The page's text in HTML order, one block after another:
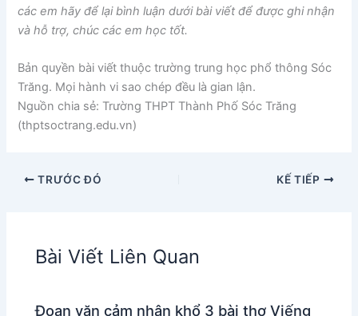
các em hãy để lại bình luận dưới bài viết để được ghi nhận
và hỗ trợ, chúc các em học tốt.
Bản quyền bài viết thuộc trường trung học phổ thông Sóc
Trăng. Mọi hành vi sao chép đều là gian lận.
Nguồn chia sẻ: Trường THPT Thành Phố Sóc Trăng
(thptsoctrang.edu.vn)
TRƯỚC ĐÓ KẾ TIẾP
Bài Viết Liên Quan
Đoạn văn cảm nhận khổ 3 bài thơ Viếng